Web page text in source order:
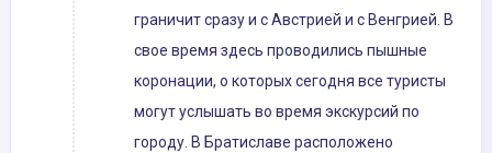
граничит сразу и с Австрией и с Венгрией. В
свое время здесь проводились пышные
коронации, о которых сегодня все туристы
могут услышать во время экскурсий по
городу. В Братиславе расположено